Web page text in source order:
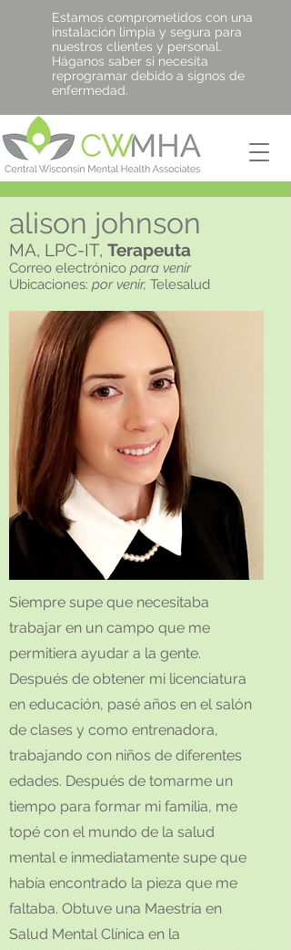
Estamos comprometidos con una
instalación limpia y segura para
nuestros clientes y personal.
Háganos saber si necesita
reprogramar debido a signos de
enfermedad.
alison johnson
MA, LPC-IT, Terapeuta
Correo electrónico para venir
Ubicaciones: por venir, Telesalud
Siempre supe que necesitaba
trabajar en un campo que me
permitiera ayudar a la gente.
Después de obtener mi licenciatura
en educación, pasé años en el salón
de clases y como entrenadora,
trabajando con niños de diferentes
edades. Después de tomarme un
tiempo para formar mi familia, me
topé con el mundo de la salud
mental e inmediatamente supe que
había encontrado la pieza que me
faltaba. Obtuve una Maestría en
Salud Mental Clínica en la